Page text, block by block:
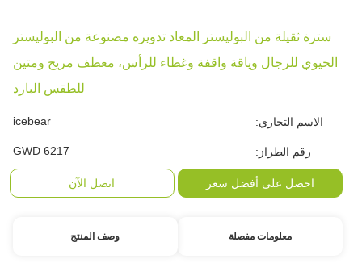
سترة ثقيلة من البوليستر المعاد تدويره مصنوعة من البوليستر
الحيوي للرجال وياقة واقفة وغطاء للرأس، معطف مريح ومتين
للطقس البارد
الاسم التجاري: icebear
رقم الطراز: GWD 6217
احصل على أفضل سعر اتصل الآن
معلومات مفصلة وصف المنتج